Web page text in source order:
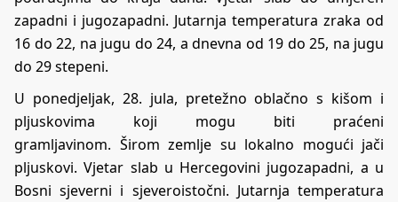
zapadni i jugozapadni. Jutarnja temperatura zraka od
16 do 22, na jugu do 24, a dnevna od 19 do 25, na jugu
do 29 stepeni.
U ponedjeljak, 28. jula, pretežno oblačno s kišom i
pljuskovima koji mogu biti praćeni
gramljavinom. Širom zemlje su lokalno mogući jači
pljuskovi. Vjetar slab u Hercegovini jugozapadni, a u
Bosni sjeverni i sjeveroistočni. Jutarnja temperatura